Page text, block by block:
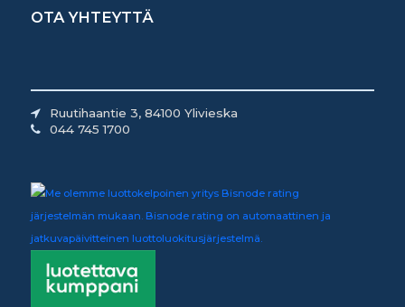
OTA YHTEYTTÄ
Ruutihaantie 3, 84100 Ylivieska
044 745 1700